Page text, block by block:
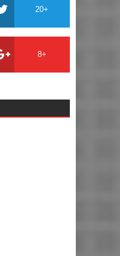
20+
8+